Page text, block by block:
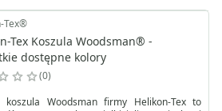
Tex®
Tex Koszula Woodsman® -
dostępne kolory
0
koszula Woodsman firmy Helikon-Tex to